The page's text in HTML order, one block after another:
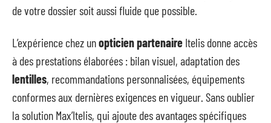
de votre dossier soit aussi fluide que possible.
L’expérience chez unopticien partenaire Itelis donne accès
à des prestations élaborées : bilan visuel, adaptation des
lentilles, recommandations personnalisées, équipements
conformes aux dernières exigences en vigueur. Sans oublier
la solution Max’Itelis, qui ajoute des avantages spécifiques